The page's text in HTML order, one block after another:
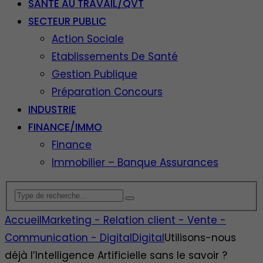
SANTÉ AU TRAVAIL/QVT
SECTEUR PUBLIC
Action Sociale
Etablissements De Santé
Gestion Publique
Préparation Concours
INDUSTRIE
FINANCE/IMMO
Finance
Immobilier – Banque Assurances
AccueilMarketing - Relation client - Vente -
Communication - DigitalDigitalUtilisons-nous
déjà l’Intelligence Artificielle sans le savoir ?